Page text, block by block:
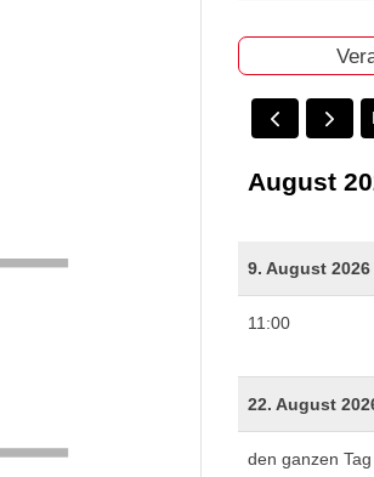
August
9. August 2026
11:00
22. August
den ganzen Tag